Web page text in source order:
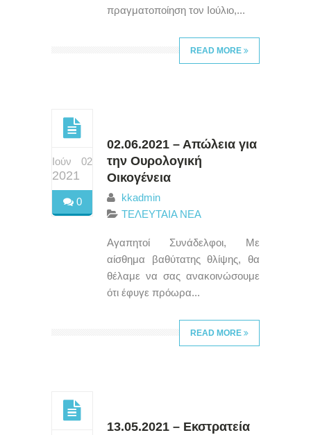
πραγματοποίηση τον Ιούλιο,...
READ MORE
Ιούν 02
2021
0
02.06.2021 – Απώλεια για
την Ουρολογική
Οικογένεια
kkadmin
ΤΕΛΕΥΤΑΙΑ ΝΕΑ
Αγαπητοί Συνάδελφοι, Με
αίσθημα βαθύτατης θλίψης, θα
θέλαμε να σας ανακοινώσουμε
ότι έφυγε πρόωρα...
READ MORE
13.05.2021 – Εκστρατεία